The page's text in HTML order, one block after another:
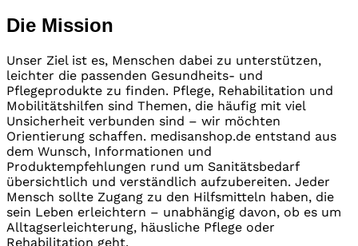
Die Mission
Unser Ziel ist es, Menschen dabei zu unterstützen,
leichter die passenden Gesundheits- und
Pflegeprodukte zu finden. Pflege, Rehabilitation und
Mobilitätshilfen sind Themen, die häufig mit viel
Unsicherheit verbunden sind – wir möchten
Orientierung schaffen. medisanshop.de entstand aus
dem Wunsch, Informationen und
Produktempfehlungen rund um Sanitätsbedarf
übersichtlich und verständlich aufzubereiten. Jeder
Mensch sollte Zugang zu den Hilfsmitteln haben, die
sein Leben erleichtern – unabhängig davon, ob es um
Alltagserleichterung, häusliche Pflege oder
Rehabilitation geht.